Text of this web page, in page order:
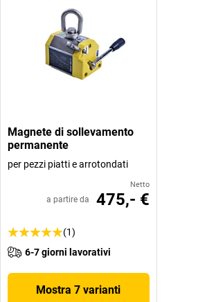
Magnete di sollevamento
permanente
per pezzi piatti e arrotondati
Netto
a partire da 475,- €
(1)
6-7 giorni lavorativi
Mostra 7 varianti